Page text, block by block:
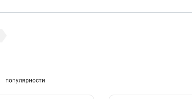
популярности